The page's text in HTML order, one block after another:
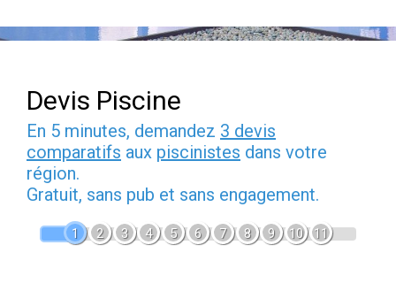
Devis Piscine
En 5 minutes, demandez 3 devis
comparatifs aux piscinistes dans votre
région.
Gratuit, sans pub et sans engagement.
1 2 3 4 5 6 7 8 9 10 11